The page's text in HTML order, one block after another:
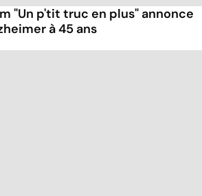
"Un p'tit truc en plus" annonce
à 45 ans